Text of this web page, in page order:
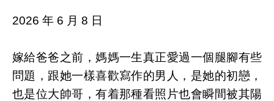
2026 年 6 月 8 日
嫁給爸爸之前，媽媽一生真正愛過一個腿腳有些
問題，跟她一樣喜歡寫作的男人，是她的初戀，
也是位大帥哥，有着那種看照片也會瞬間被其陽